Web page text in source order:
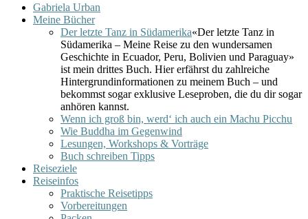
Gabriela Urban
Meine Bücher
Der letzte Tanz in Südamerika«Der letzte Tanz in
Südamerika – Meine Reise zu den wundersamen
Geschichte in Ecuador, Peru, Bolivien und Paraguay»
ist mein drittes Buch. Hier erfährst du zahlreiche
Hintergrundinformationen zu meinem Buch – und
bekommst sogar exklusive Leseproben, die du dir sogar
anhören kannst.
Wenn ich groß bin, werd‘ ich auch ein Machu Picchu
Wie Buddha im Gegenwind
Lesungen, Workshops & Vorträge
Buch schreiben Tipps
Reiseziele
Reiseinfos
Praktische Reisetipps
Vorbereitungen